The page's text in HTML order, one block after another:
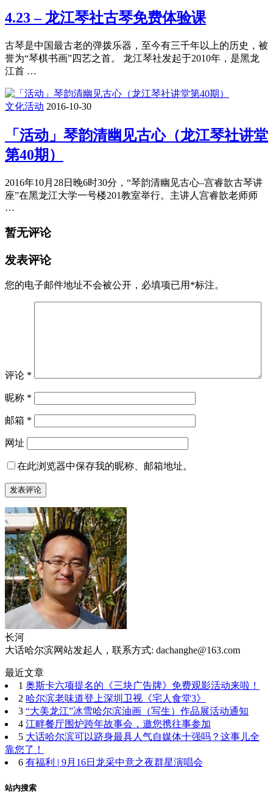
4.23 – 龙江琴社古琴免费体验课
古琴是中国最古老的弹拨乐器，至今有三千年以上的历史，被
誉为“琴棋书画”四艺之首。 龙江琴社发起于2010年，是黑龙
江首 …
文化活动 2016-10-30
「活动」琴韵清幽见古心（龙江琴社讲堂
第40期）
2016年10月28日晚6时30分，“琴韵清幽见古心–宫睿歆古琴讲
座”在黑龙江大学一号楼201教室举行。主讲人宫睿歆老师师
…
暂无评论
发表评论
您的电子邮件地址不会被公开， 必填项已用 *标注。
评论 *
昵称 *
邮箱 *
网址
在此浏览器中保存我的昵称、邮箱地址。
长河
大话哈尔滨网站发起人，联系方式: dachanghe@163.com
最近文章
1 奥斯卡六项提名的《三块广告牌》免费观影活动来啦！
2 哈尔滨老味道登上深圳卫视《宅人食堂3》
3 “大美龙江”冰雪哈尔滨油画（写生）作品展活动通知
4 江畔餐厅围炉跨年故事会，邀您携往事参加
5 大话哈尔滨可以跻身最具人气自媒体十强吗？这事儿全
靠您了！
6 有福利 | 9月16日龙采中意之夜群星演唱会
站内搜索